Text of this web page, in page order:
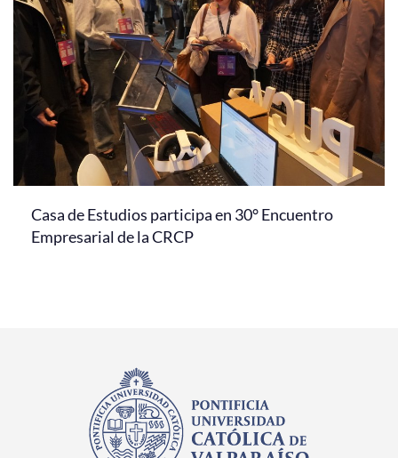
Casa de Estudios participa en 30° Encuentro
Empresarial de la CRCP